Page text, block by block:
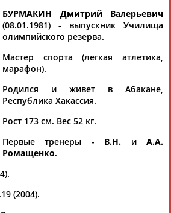
Расширенный поиск
Мария
АБАКУМОВА
Юлия
Рамазан
БУРМАКИН Дмитрий Валерьевич
(08.01.1981) - выпускник Училища
олимпийского резерва.
Мастер спорта (легкая атлетика,
марафон).
Родился и живет в Абакане,
Республика Хакассия.
Рост 173 см. Вес 52 кг.
Первые тренеры - В.Н. иА.А.
Ромащенко.
(2004).